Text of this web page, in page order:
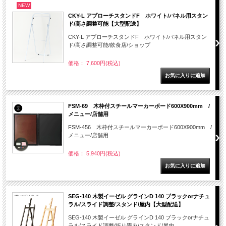
NEW
CKY-L アプローチスタンドF ホワイト/パネル用スタン
ド/高さ調整可能【大型配送】
CKY-L アプローチスタンドF ホワイト/パネル用スタン
ド/高さ調整可能/飲食店/ショップ
価格： 7,600円(税込)
FSM-69 木枠付スチールマーカーボード600X900mm /
メニュー/店舗用
FSM-456 木枠付スチールマーカーボード600X900mm /
メニュー/店舗用
価格： 5,940円(税込)
SEG-140 木製イーゼル グラインD 140 ブラックorナチュ
ラル/スライド調整/スタンド/屋内【大型配送】
SEG-140 木製イーゼル グラインD 140 ブラックorナチュ